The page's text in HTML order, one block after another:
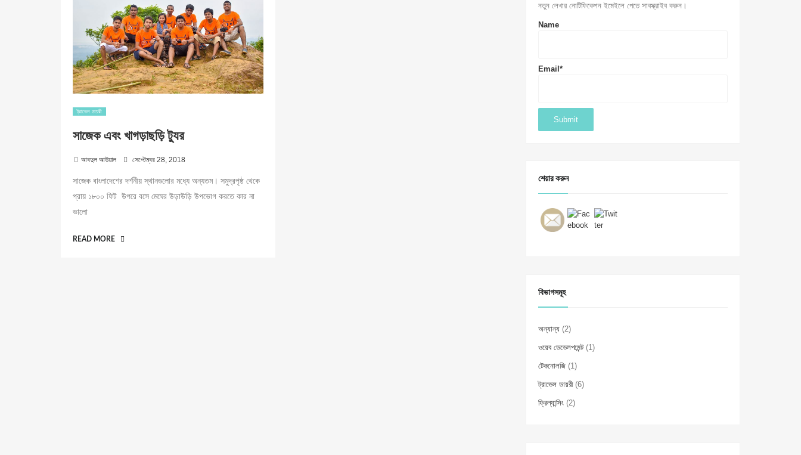
ট্রাভেল ডায়রী
সাজেক এবং খাগড়াছড়ি ট্যুর
আবদুল আউয়াল
s
t
সেপ্টেম্বর 28, 2018
সাজেক বাংলাদেশের দর্শনীয় স্থানগুলোর মধ্যে অন্যতম। সমুদ্রপৃষ্ঠ থেকে
প্রায় ১৮০০ ফিট উপরে বসে মেঘের উড়াউড়ি উপভোগ করতে কার না
ভালো
READ MORE
নতুন লেখার নোটিফিকেশন ইমেইলে পেতে সাবস্ক্রাইব করুন।
Name
Email*
শেয়ার করুন
বিভাগসমূহ
অন্যান্য (2)
ওয়েব ডেভেলপমেন্ট (1)
টেকনোলজি (1)
ট্রাভেল ডায়রী(6)
ফ্রিল্যান্সিং (2)